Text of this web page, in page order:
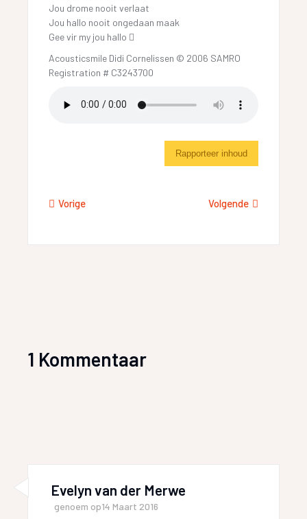
Jou drome nooit verlaat
Jou hallo nooit ongedaan maak
Gee vir my jou hallo 
Acousticsmile Didi Cornelissen © 2006 SAMRO
Registration # C3243700
Rapporteer inhoud
Vorige Volgende
1 Kommentaar
Evelyn van der Merwe
genoem op14 Maart 2016